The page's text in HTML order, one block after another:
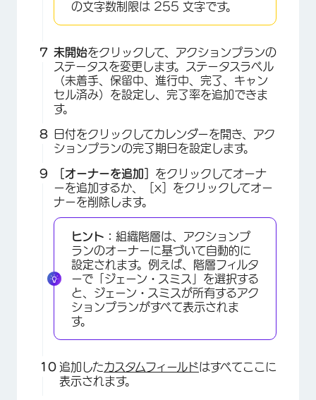
×
の文字数制限は 255 文字です。
未開始をクリックして、アクションプランの
ステータスを変更します。ステータスラベル
（未着手、保留中、進行中、完了、キャン
セル済み）を設定し、完了率を追加できま
す。
日付をクリックしてカレンダーを開き、アク
ションプランの完了期日を設定します。
［オーナーを追加］ をクリックしてオーナ
ーを追加するか、［x］をクリックしてオー
ナーを削除します。
ヒント： 組織階層は、アクションプ
ランのオーナーに基づいて自動的に
設定されます。例えば、階層フィルタ
ーで「ジェーン・スミス」を選択する
と、ジェーン・スミスが所有するアク
ションプランがすべて表示されま
す。
追加したカスタムフィールドはすべてここに
表示されます。